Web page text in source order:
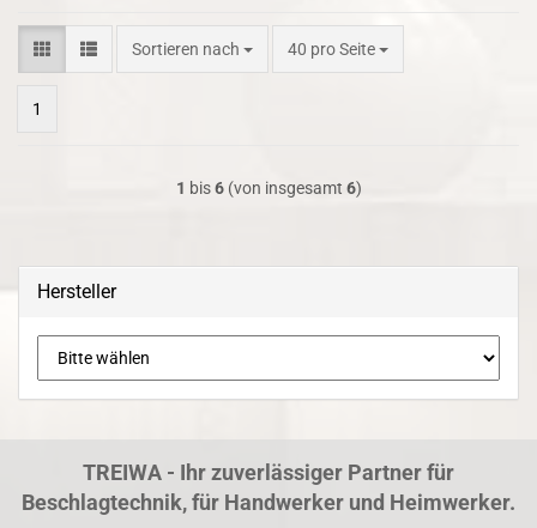
Sortieren nach
Sortieren nach 40 pro Seite
pro Seite
1
1 bis6(von insgesamt 6)
Hersteller
TREIWA - Ihr zuverlässiger Partner für
Beschlagtechnik, für Handwerker und Heimwerker.